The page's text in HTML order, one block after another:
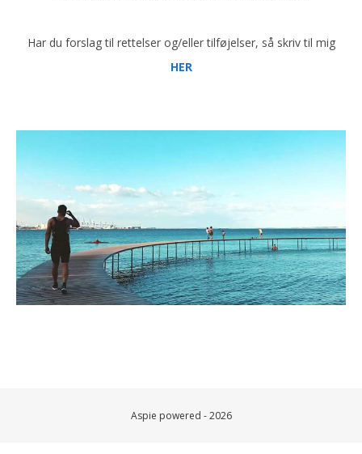
Har du forslag til rettelser og/eller tilføjelser, så skriv til mig
HER
Aspie powered - 2026